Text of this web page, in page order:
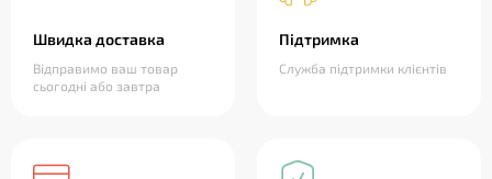
Швидка доставка
Відправимо ваш товар
сьогодні або завтра
Підтримка
Служба підтримки клієнтів